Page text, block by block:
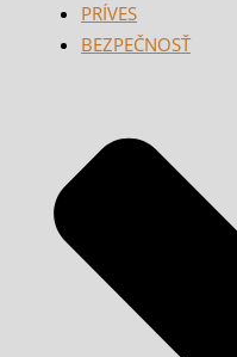
PRÍVES
BEZPEČNOSŤ